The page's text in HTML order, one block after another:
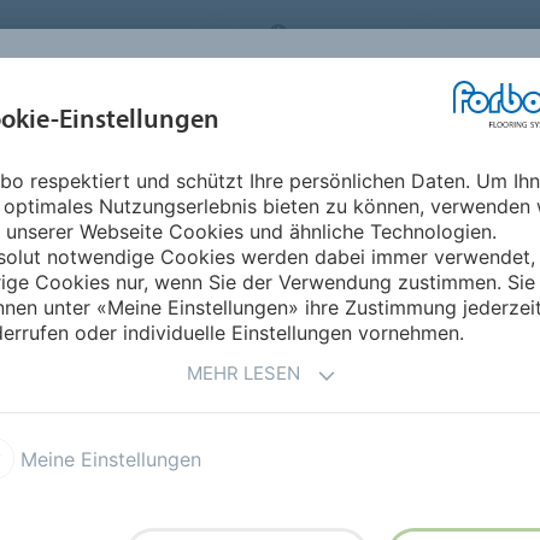
FLOORING SYSTEMS GERMANY
EINSATZBEREICHE NACHHALTIGKEIT
Einstellungen
respektiert und schützt Ihre persönlichen Daten. Um
Nutzungserlebnis bieten zu können, verwenden
unserer Webseite Cookies und ähnliche Technologien.
notwendige Cookies werden dabei immer verwendet,
Cookies nur, wenn Sie der Verwendung zustimmen. Sie
unter «Meine Einstellungen» ihre Zustimmung
oder individuelle Einstellungen vornehmen.
MEHR LESEN
Meine Einstellungen